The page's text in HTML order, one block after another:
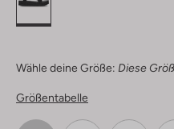
Wähle deine Größe: Diese
Größentabelle